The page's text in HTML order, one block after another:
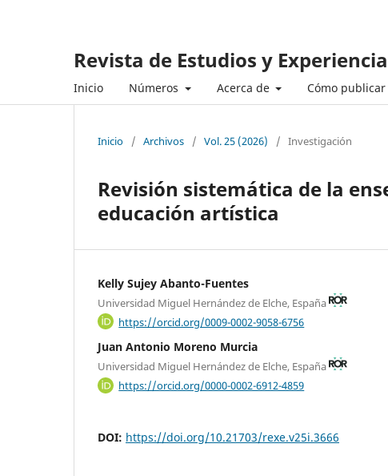
Revista de Estudios y
Inicio Números Acerca de Cómo publicar
Inicio / Archivos / Vol. 25 (2026) / Investigación
Revisión sistemática de la
educación artística
Kelly Sujey Abanto-Fuentes
Universidad Miguel Hernández de Elche, España
https://orcid.org/0009-0002-9058-6756
Juan Antonio Moreno Murcia
Universidad Miguel Hernández de Elche, España
https://orcid.org/0000-0002-6912-4859
DOI: https://doi.org/10.21703/rexe.v25i.3666